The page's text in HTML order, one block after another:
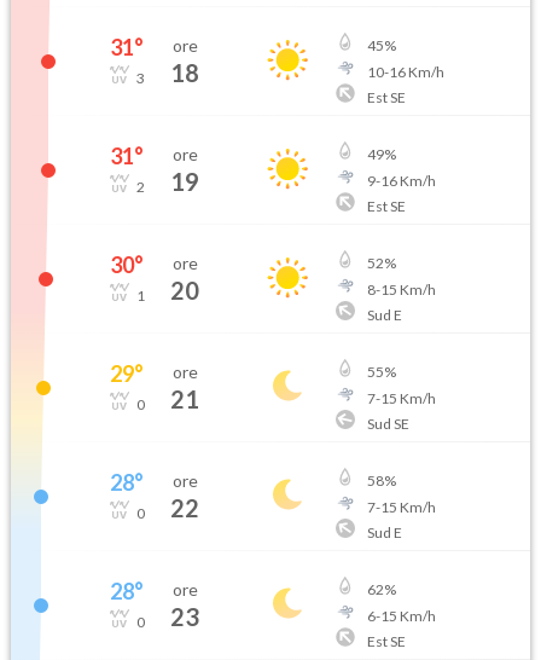
31°
3
ore
18
45%
10-16Km/h
Est SE
31°
2
ore
19
49%
9-16Km/h
Est SE
30°
1
ore
20
52%
8-15 Km/h
Sud E
29°
0
ore
21
55%
7-15 Km/h
Sud SE
28°
0
ore
22
58%
7-15 Km/h
Sud E
28°
0
ore
23
62%
6-15 Km/h
Est SE